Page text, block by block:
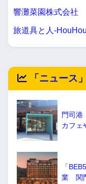
響灘菜園株式会社
旅道具と人-
「 ニュース
門司
カフェ
「
業 関